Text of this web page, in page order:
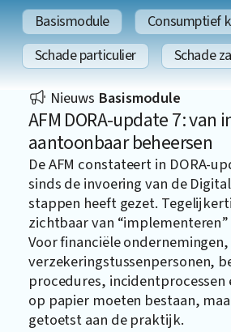
Basismodule Consumptief
Schade particulier
Schade
Nieuws Basismodule
AFM DORA-update 7:
aantoonbaar beheersen
De AFM constateert in DORA-
sinds de invoering van de
stappen heeft gezet.
zichtbaar van
Voor financiële
verzekeringstussenpersonen,
procedures,
op papier moeten bestaan,
getoetst aan de praktijk.